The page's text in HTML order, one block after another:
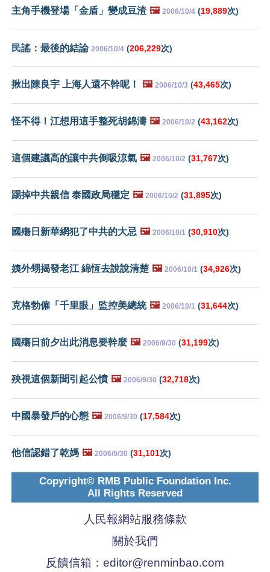
主角手機登場「金盾」變成豆渣 🖼️ 2006/10/4 (19,889次)
民謠：最後的結論 2006/10/4 (206,229次)
揪出陳良宇 上海人還不幹呢！ 🖼️ 2006/10/3 (43,465次)
怪不得！江想用這手整死胡錦濤 🖼️ 2006/10/2 (43,162次)
這個建議高的讓中共倒吸涼氣 🖼️ 2006/10/2 (31,767次)
踢掉中共親信 泰國政局穩定 🖼️ 2006/10/2 (31,895次)
國殤日新華網犯了中共的大忌 🖼️ 2006/10/1 (30,910次)
姨外甥揭發老江 綿恆去說說清楚 🖼️ 2006/10/1 (34,926次)
克格勃僱「千里眼」監控美總統 🖼️ 2006/10/1 (31,644次)
國殤日前夕出此消息要幹麼 🖼️ 2006/9/30 (31,199次)
殃視這個新聞引起公憤 🖼️ 2006/9/30 (32,718次)
中國暴發戶的心態 🖼️ 2006/9/30 (17,584次)
他信認錯了乾媽 🖼️ 2006/9/30 (31,101次)
Copyright© RMB Public Foundation Inc.
All Rights Reserved
人民報網站服務條款
關於我們
反饋信箱： editor@renminbao.com